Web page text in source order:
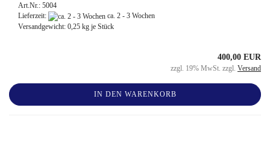
Art.Nr.: 5004
Lieferzeit:
ca. 2 - 3 Wochen
Versandgewicht: 0,25 kg je Stück
400,00 EUR
zzgl. 19% MwSt. zzgl. Versand
IN DEN WARENKORB